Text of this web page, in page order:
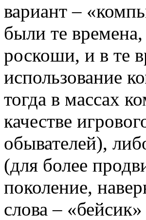
вариант –
были те
роскоши, и в те
использование
тогда в массах
качестве
обывателей),
(для более
поколение,
слова –